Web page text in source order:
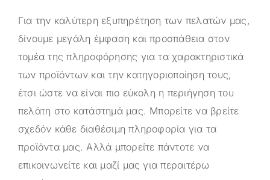
Για την καλύτερη εξυπηρέτηση των πελατών μας,
δίνουμε μεγάλη έμφαση και προσπάθεια στον
τομέα της πληροφόρησης για τα χαρακτηριστικά
των προϊόντων και την κατηγοριοποίηση τους,
έτσι ώστε να είναι πιο εύκολη η περιήγηση του
πελάτη στο κατάστημά μας. Μπορείτε να βρείτε
σχεδόν κάθε διαθέσιμη πληροφορία για τα
προϊόντα μας. Αλλά μπορείτε πάντοτε να
επικοινωνείτε και μαζί μας για περαιτέρω